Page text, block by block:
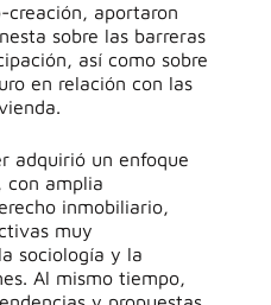
creación, aportaron
sobre las barreras
así como sobre
en relación con las
adquirióun enfoque
con amplia
inmobiliario,
muy
sociología y la
Al mismo tiempo,